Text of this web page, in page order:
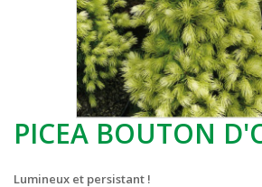
PICEA BOUTON
Lumineux et persistant !